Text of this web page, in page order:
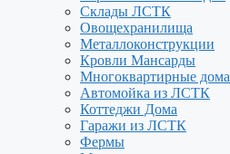
Склады ЛСТК
Овощехранилища
Металлоконструкции
Кровли Мансарды
Многоквартирные дома
Автомойка из ЛСТК
Коттеджи Дома
Гаражи из ЛСТК
Фермы